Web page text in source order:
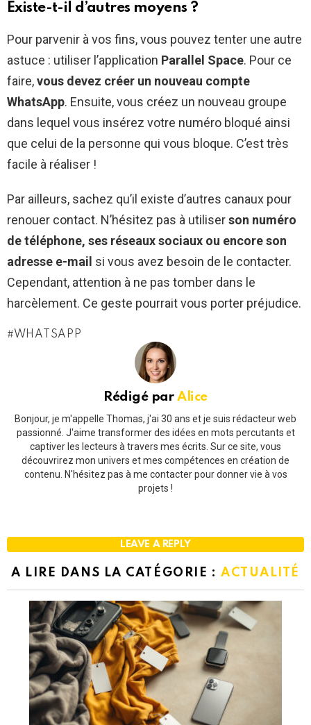
Existe-t-il d’autres moyens ?
Pour parvenir à vos fins, vous pouvez tenter une autre
astuce : utiliser l’application Parallel Space. Pour ce
faire,vous devez créer un nouveau compte
WhatsApp. Ensuite, vous créez un nouveau groupe
dans lequel vous insérez votre numéro bloqué ainsi
que celui de la personne qui vous bloque. C’est très
facile à réaliser !
Par ailleurs, sachez qu’il existe d’autres canaux pour
renouer contact. N’hésitez pas à utiliserson numéro
de téléphone, ses réseaux sociaux ou encore son
adresse e-mail si vous avez besoin de le contacter.
Cependant, attention à ne pas tomber dans le
harcèlement. Ce geste pourrait vous porter préjudice.
WHATSAPP
Rédigé parAlice
Bonjour, je m'appelle Thomas, j'ai 30 ans et je suis rédacteur web
passionné. J'aime transformer des idées en mots percutants et
captiver les lecteurs à travers mes écrits. Sur ce site, vous
découvrirez mon univers et mes compétences en création de
contenu. N'hésitez pas à me contacter pour donner vie à vos
projets !
LEAVE A REPLY
A LIRE DANS LA CATÉGORIE : ACTUALITÉ